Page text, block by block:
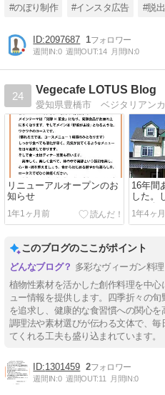
#のぼり制作 #インスタ広告 #脱
2097687 1
週間IN:0 週間OUT:14 月間IN:0
24
Vegecafe LOTUS Blog
リニューアルオープンのお
知らせ
1年1ヶ月前
16年間
した。
ルに向
1年4ヶ
このブログのここがポイント
多彩なヴィーガン料
植物性素材を活かした創作料理を中
ュー情報を提供します。四季折々の
を追求し、健康的な食習慣への関心
調理法や素材選びが伝わる文体で、
てくれる工夫も盛り込まれています。
1301459 2
週間IN:0 週間OUT:11 月間IN:0